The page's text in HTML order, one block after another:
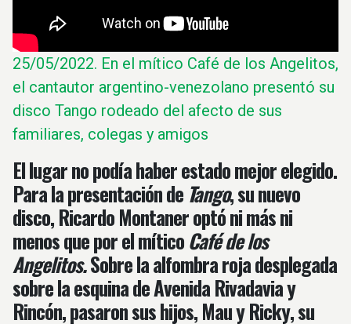
25/05/2022. En el mítico Café de los Angelitos,
el cantautor argentino-venezolano presentó su
disco Tango rodeado del afecto de sus
familiares, colegas y amigos
El lugar no podía haber estado mejor elegido.
Para la presentación de Tango, su nuevo
disco,Ricardo Montaneroptó ni más ni
menos que por el míticoCafé de los
Angelitos.Sobre la alfombra roja desplegada
sobre la esquina de Avenida Rivadavia y
Rincón, pasaron sus hijos,MauyRicky, su